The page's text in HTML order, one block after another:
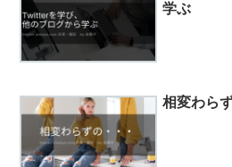
学ぶ
相変わら